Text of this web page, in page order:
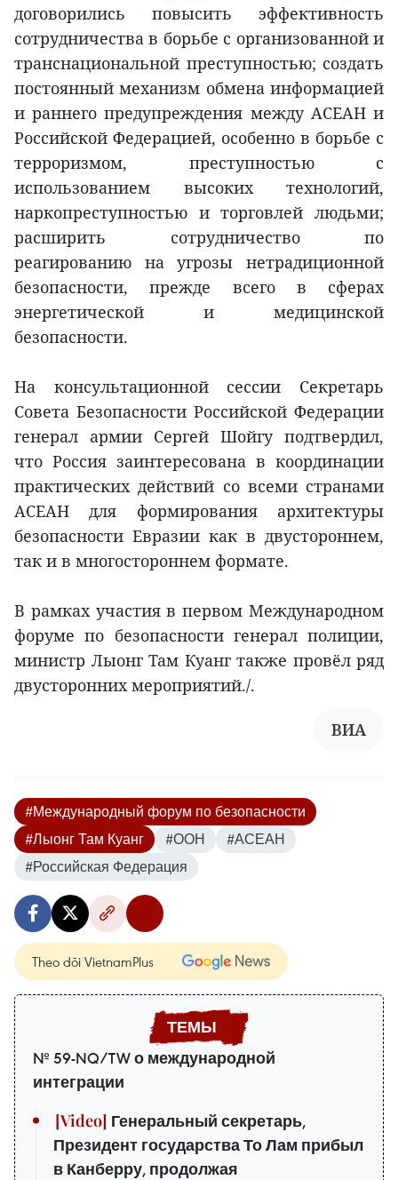
договорились повысить эффективность
сотрудничества в борьбе с организованной и
транснациональной преступностью; создать
постоянный механизм обмена информацией
и раннего предупреждения между АСЕАН и
Российской Федерацией, особенно в борьбе с
терроризмом, преступностью с
использованием высоких технологий,
наркопреступностью и торговлей людьми;
расширить сотрудничество по
реагированию на угрозы нетрадиционной
безопасности, прежде всего в сферах
энергетической и медицинской
безопасности.
На консультационной сессии Секретарь
Совета Безопасности Российской Федерации
генерал армии Сергей Шойгу подтвердил,
что Россия заинтересована в координации
практических действий со всеми странами
АСЕАН для формирования архитектуры
безопасности Евразии как в двустороннем,
так и в многостороннем формате.
В рамках участия в первом Международном
форуме по безопасности генерал полиции,
министр Лыонг Там Куанг также провёл ряд
двусторонних мероприятий./.
ВИА
#Международный форум по безопасности
#Лыонг Там Куанг
#ООН
#АСЕАН
#Российская Федерация
Theo dõi VietnamPlus
№ 59-NQ/TW о международной
интеграции
Генеральный секретарь,
Президент государства То Лам прибыл
в Канберру, продолжая